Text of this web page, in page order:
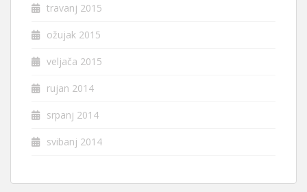
travanj 2015
ožujak 2015
veljača 2015
rujan 2014
srpanj 2014
svibanj 2014